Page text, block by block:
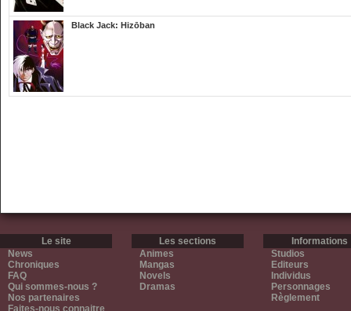
Black Jack: Hizōban
Le site
News
Chroniques
FAQ
Qui sommes-nous ?
Nos partenaires
Faites-nous connaitre
Les sections
Animes
Mangas
Novels
Dramas
Informations
Studios
Editeurs
Individus
Personnages
Règlement